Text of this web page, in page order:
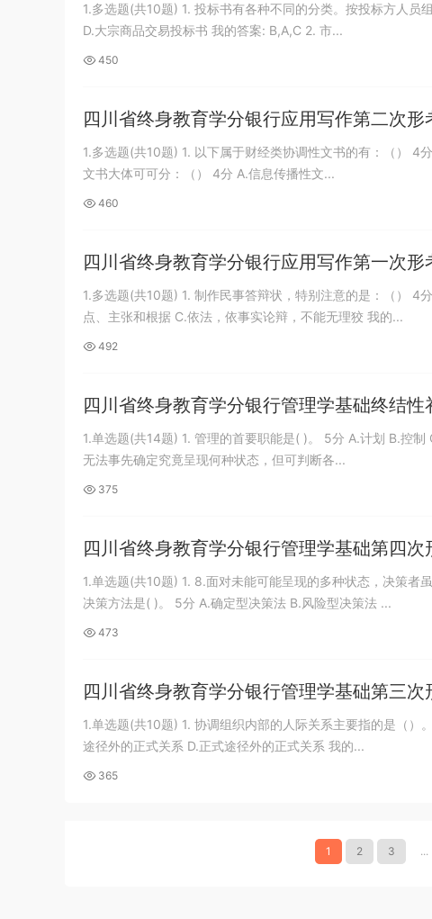
1.多选题(共10题) 1. 投标书有各种不同的分类。按投标方人
D.大宗商品交易投标书 我的答案: B,A,C 2. 市...
450
四川省终身教育学分银行应用写作第二次形
1.多选题(共10题) 1. 以下属于财经类协调性文书的有：（） 4
文书大体可可分：（） 4分 A.信息传播性文...
460
四川省终身教育学分银行应用写作第一次形
1.多选题(共10题) 1. 制作民事答辩状，特别注意的是：（） 4
点、主张和根据 C.依法，依事实论辩，不能无理狡 我的...
492
四川省终身教育学分银行管理学基础终结性
1.单选题(共14题) 1. 管理的首要职能是( )。 5分 A.计划 B.控
无法事先确定究竟呈现何种状态，但可判断各...
375
四川省终身教育学分银行管理学基础第四次
1.单选题(共10题) 1. 8.面对未能可能呈现的多种状态，决策者
决策方法是( )。 5分 A.确定型决策法 B.风险型决策法 ...
473
四川省终身教育学分银行管理学基础第三次
1.单选题(共10题) 1. 协调组织内部的人际关系主要指的是（
途径外的正式关系 D.正式途径外的正式关系 我的...
365
1 2 3 ...